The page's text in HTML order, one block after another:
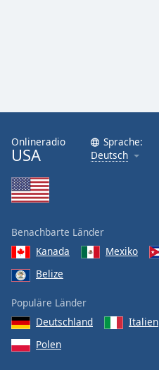
Onlineradio
USA
Sprache:
Deutsch
Benachbarte Länder
Kanada
Mexiko
Belize
Populäre Länder
Deutschland
Italien
Polen